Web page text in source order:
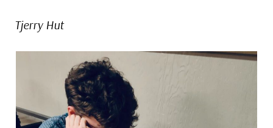
Tjerry Hut